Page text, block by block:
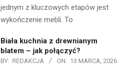
jednym z kluczowych etapów jest
wykończenie mebli. To
Biała kuchnia z drewnianym
blatem – jak połączyć?
BY: REDAKCJA ON: 13 MARCA, 2026